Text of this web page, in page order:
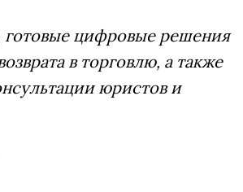
готовые цифровые решения
в торговлю, а также
юристов и